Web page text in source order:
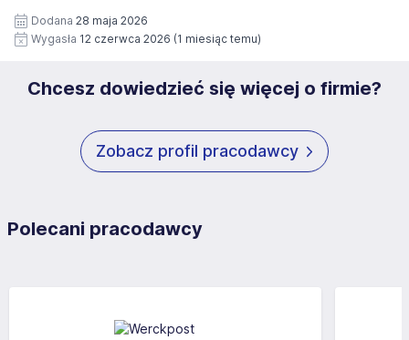
https://www.workprofit.pl/klauzula-informacyjna.html
czasie wycofana.
Dodana 28 maja 2026
Wygasła 12 czerwca 2026 (1 miesiąc temu)
Chcesz dowiedzieć się więcej o firmie?
Zobacz profil pracodawcy
Polecani pracodawcy